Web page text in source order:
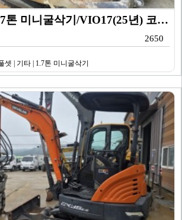
톤 미니굴삭기/VIO17(25년) 코…
2650
셋 | 기타 | 1.7톤 미니굴삭기